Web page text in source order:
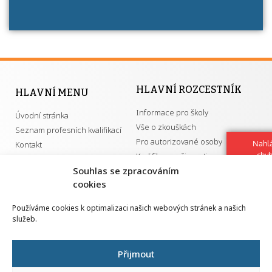
Souhlas se zpracováním
cookies
Používáme cookies k optimalizaci našich webových stránek a našich
služeb.
Přijmout
HLAVNÍ MENU
Úvodní stránka
Seznam profesních kvalifikací
Kontakt
HLAVNÍ ROZCESTNÍK
Informace pro školy
Vše o zkouškách
Pro autorizované osoby
Kvalifikace a živnosti
GDPR
Národní pedagogický institut ČR
Senovážné náměstí 25
110 00 Praha 1